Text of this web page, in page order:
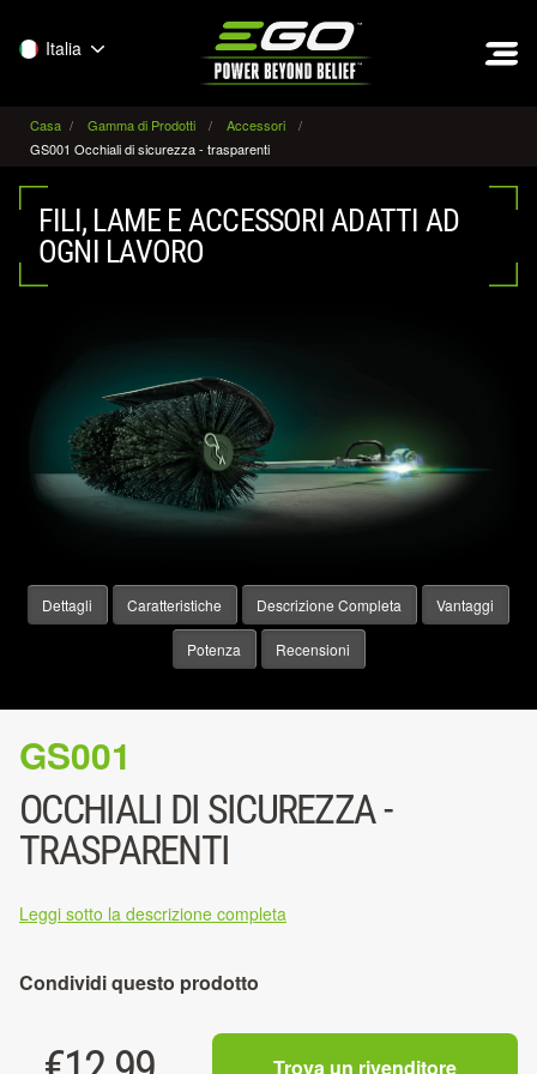
Italia
Casa Gamma di Prodotti
Accessori
GS001 Occhiali di sicurezza - trasparenti
FILI, LAME E ACCESSORI ADATTI AD
OGNI LAVORO
Dettagli Caratteristiche Descrizione Completa Vantaggi
Potenza Recensioni
GS001
OCCHIALI DI SICUREZZA -
TRASPARENTI
Leggi sotto la descrizione completa
Condividi questo prodotto
Trova un rivenditore